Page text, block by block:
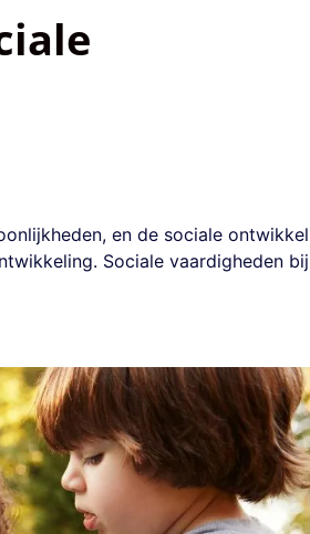
en de sociale
Sociale vaardigheden bij